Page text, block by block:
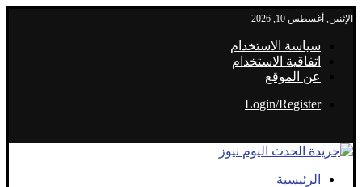
الإثنين, أغسطس 10, 2026
سياسة الاستخدام
اتفاقية الاستخدام
عن الموقع
Login/Register
الرئيسية